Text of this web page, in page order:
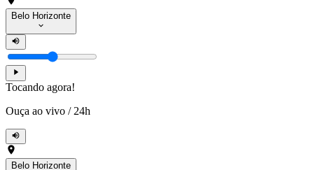
Belo Horizonte
Tocando agora!
Ouça ao vivo / 24h
Belo Horizonte